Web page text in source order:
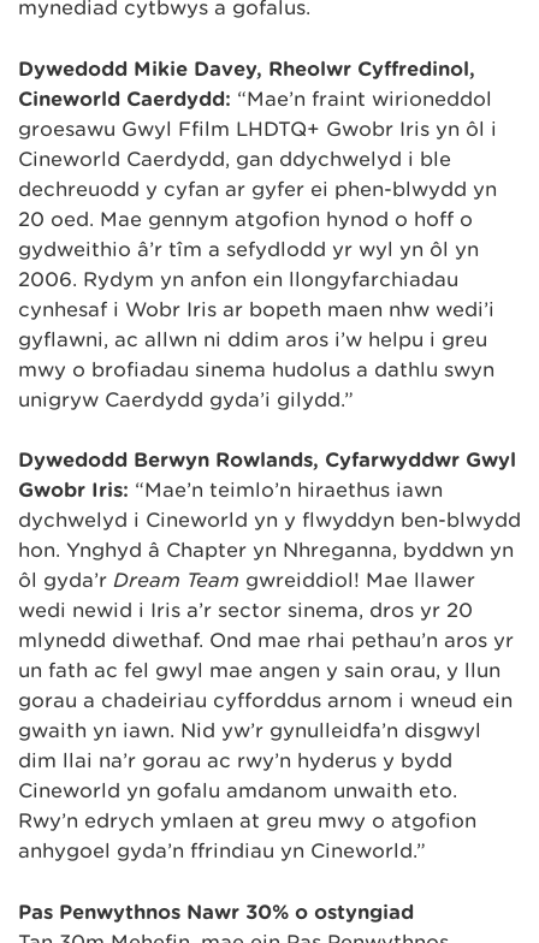
mynediad cytbwys a gofalus.
Dywedodd Mikie Davey, Rheolwr Cyffredinol,
Cineworld Caerdydd: “Mae’n fraint wirioneddol
groesawu Gŵyl Ffilm LHDTQ+ Gwobr Iris yn ôl i
Cineworld Caerdydd, gan ddychwelyd i ble
dechreuodd y cyfan ar gyfer ei phen-blwydd yn
20 oed. Mae gennym atgofion hynod o hoff o
gydweithio â’r tîm a sefydlodd yr ŵyl yn ôl yn
2006. Rydym yn anfon ein llongyfarchiadau
cynhesaf i Wobr Iris ar bopeth maen nhw wedi’i
gyflawni, ac allwn ni ddim aros i’w helpu i greu
mwy o brofiadau sinema hudolus a dathlu swyn
unigryw Caerdydd gyda’i gilydd.”
Dywedodd Berwyn Rowlands, Cyfarwyddwr Gŵyl
Gwobr Iris: “Mae’n teimlo’n hiraethus iawn
dychwelyd i Cineworld yn y flwyddyn ben-blwydd
hon. Ynghyd â Chapter yn Nhreganna, byddwn yn
ôl gyda’r Dream Team gwreiddiol! Mae llawer
wedi newid i Iris a’r sector sinema, dros yr 20
mlynedd diwethaf. Ond mae rhai pethau’n aros yr
un fath ac fel gŵyl mae angen y sain orau, y llun
gorau a chadeiriau cyfforddus arnom i wneud ein
gwaith yn iawn. Nid yw’r gynulleidfa’n disgwyl
dim llai na’r gorau ac rwy’n hyderus y bydd
Cineworld yn gofalu amdanom unwaith eto.
Rwy’n edrych ymlaen at greu mwy o atgofion
anhygoel gyda’n ffrindiau yn Cineworld.”
Pas Penwythnos Nawr 30% o ostyngiad